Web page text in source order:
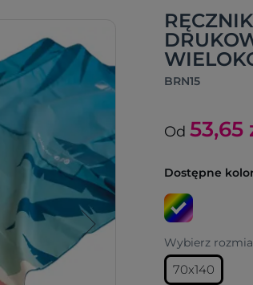
BRN15
Od 53,65
Dostępne
Wybierz
70x140